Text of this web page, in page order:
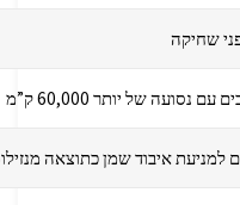
שחיקה
נסועה של יותר 60,000 ק”מ
למניעת איבוד שמן כתוצאה